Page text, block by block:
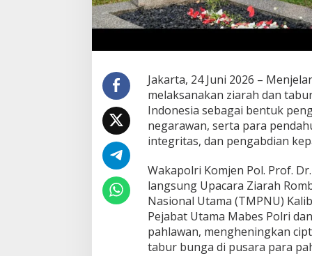
o
l
r
m
p
i
Z
i
r
a
N
a
s
i
Jakarta, 24 Juni 2026 –
melaksanakan ziarah dan
Indonesia sebagai bentuk
negarawan, serta para
integritas, dan pengabdian
Wakapolri Komjen Pol. Prof.
langsung Upacara Ziarah
Nasional Utama (TMPNU)
Pejabat Utama Mabes Polri
pahlawan, mengheningkan
tabur bunga di pusara para